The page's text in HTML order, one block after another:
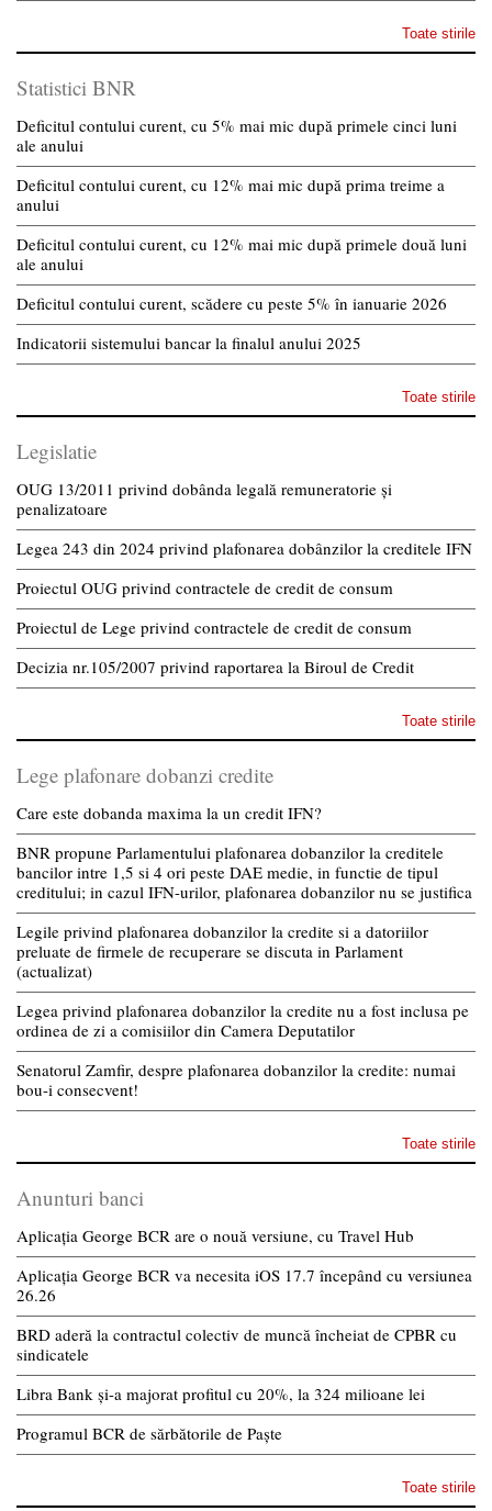
Toate stirile
Statistici BNR
Deficitul contului curent, cu 5% mai mic după primele cinci luni
ale anului
Deficitul contului curent, cu 12% mai mic după prima treime a
anului
Deficitul contului curent, cu 12% mai mic după primele două luni
ale anului
Deficitul contului curent, scădere cu peste 5% în ianuarie 2026
Indicatorii sistemului bancar la finalul anului 2025
Toate stirile
Legislatie
OUG 13/2011 privind dobânda legală remuneratorie și
penalizatoare
Legea 243 din 2024 privind plafonarea dobânzilor la creditele IFN
Proiectul OUG privind contractele de credit de consum
Proiectul de Lege privind contractele de credit de consum
Decizia nr.105/2007 privind raportarea la Biroul de Credit
Toate stirile
Lege plafonare dobanzi credite
Care este dobanda maxima la un credit IFN?
BNR propune Parlamentului plafonarea dobanzilor la creditele
bancilor intre 1,5 si 4 ori peste DAE medie, in functie de tipul
creditului; in cazul IFN-urilor, plafonarea dobanzilor nu se justifica
Legile privind plafonarea dobanzilor la credite si a datoriilor
preluate de firmele de recuperare se discuta in Parlament
(actualizat)
Legea privind plafonarea dobanzilor la credite nu a fost inclusa pe
ordinea de zi a comisiilor din Camera Deputatilor
Senatorul Zamfir, despre plafonarea dobanzilor la credite: numai
bou-i consecvent!
Toate stirile
Anunturi banci
Aplicația George BCR are o nouă versiune, cu Travel Hub
Aplicația George BCR va necesita iOS 17.7 începând cu versiunea
26.26
BRD aderă la contractul colectiv de muncă încheiat de CPBR cu
sindicatele
Libra Bank și-a majorat profitul cu 20%, la 324 milioane lei
Programul BCR de sărbătorile de Paște
Toate stirile